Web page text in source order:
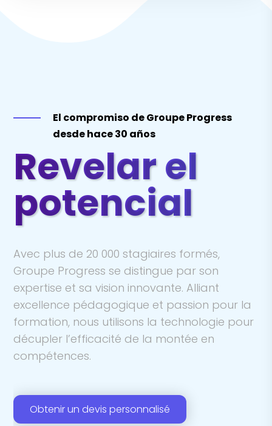
El compromiso de Groupe Progress
desde hace 30 años
Revelar el
potencial
Avec plus de 20 000 stagiaires formés,
Groupe Progress se distingue par son
expertise et sa vision innovante. Alliant
excellence pédagogique et passion pour la
formation, nous utilisons la technologie pour
décupler l’efficacité de la montée en
compétences.
Obtenir un devis personnalisé